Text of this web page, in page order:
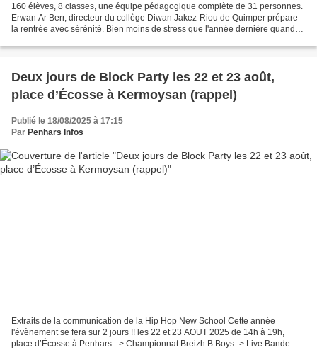
160 élèves, 8 classes, une équipe pédagogique complète de 31 personnes.
Erwan Ar Berr, directeur du collège Diwan Jakez-Riou de Quimper prépare
la rentrée avec sérénité. Bien moins de stress que l'année dernière quand
Deux jours de Block Party les 22 et 23 août,
place d’Écosse à Kermoysan (rappel)
Publié le 18/08/2025 à 17:15
Par Penhars Infos
Extraits de la communication de la Hip Hop New School Cette année
l'évènement se fera sur 2 jours !! les 22 et 23 AOUT 2025 de 14h à 19h,
place d’Écosse à Penhars. -> Championnat Breizh B.Boys -> Live Bande